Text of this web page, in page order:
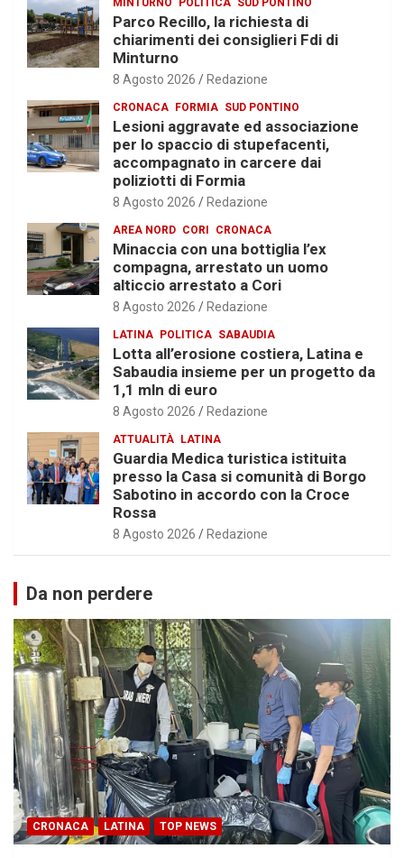
Parco Recillo, la richiesta di
chiarimenti dei consiglieri Fdi di
Minturno
8 Agosto 2026 Redazione
CRONACA FORMIA SUD PONTINO
Lesioni aggravate ed associazione
per lo spaccio di stupefacenti,
accompagnato in carcere dai
poliziotti di Formia
8 Agosto 2026 Redazione
AREA NORD CORI CRONACA
Minaccia con una bottiglia l’ex
compagna, arrestato un uomo
alticcio arrestato a Cori
8 Agosto 2026 Redazione
LATINA POLITICA SABAUDIA
Lotta all’erosione costiera, Latina e
Sabaudia insieme per un progetto da
1,1 mln di euro
8 Agosto 2026 Redazione
ATTUALITÀ LATINA
Guardia Medica turistica istituita
presso la Casa si comunità di Borgo
Sabotino in accordo con la Croce
Rossa
8 Agosto 2026 Redazione
Da non perdere
CRONACA LATINA TOP NEWS